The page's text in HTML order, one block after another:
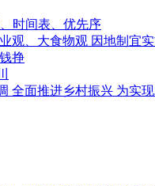
时间表、优先序
观、大食物观 因地制宜
挣
全面推进乡村振兴 为实